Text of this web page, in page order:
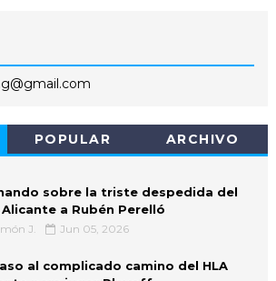
POPULAR ARCHIVO
sobre la triste despedida del
Alicante a Rubén Perelló
J. Jun 05, 2026
al complicado camino del HLA